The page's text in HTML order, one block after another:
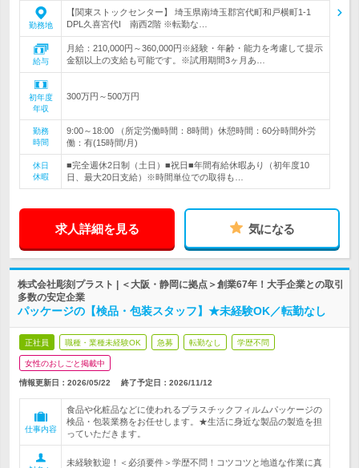
勤務地
【関東ストックセンター】 埼玉県南埼玉郡宮代町和戸横町1-1
DPL久喜宮代I 南西2階 ※転勤な…
給与
月給：210,000円～360,000円※経験・年齢・能力を考慮して提示
金額以上の支給も可能です。※試用期間3ヶ月あ…
初年度
年収
300万円～500万円
勤務
時間
9:00～18:00 （所定労働時間：8時間）休憩時間：60分時間外労
働：有(15時間/月)
休日
休暇
■完全週休2日制（土日）■祝日■年間有給休暇あり（初年度10
日、最大20日支給）※時間単位での取得も…
求人詳細を見る 気になる
株式会社彫刻プラスト | ＜大阪・静岡に拠点＞創業67年！大手企業との取引
多数の安定企業
パッケージの【検品・包装スタッフ】★未経験OK／転勤なし
正社員 職種・業種未経験OK 急募 転勤なし 学歴不問
女性のおしごと掲載中
情報更新日：2026/05/22 終了予定日： 2026/11/12
仕事内容
食品や化粧品などに使われるプラスチックフィルムパッケージの
検品・包装業務をお任せします。★生活に身近な製品の製造を担
っていただきます。
未経験歓迎！＜必須要件＞学歴不問！コツコツと地道な作業に真